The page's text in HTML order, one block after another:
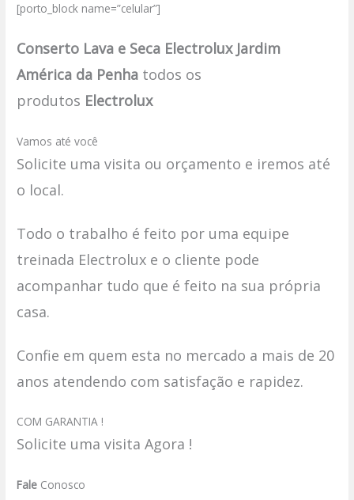
[porto_block name=”celular”]
Conserto Lava e Seca Electrolux Jardim
América da Penha todos os
produtos Electrolux
Vamos até você
Solicite uma visita ou orçamento e iremos até
o local.
Todo o trabalho é feito por uma equipe
treinada Electrolux e o cliente pode
acompanhar tudo que é feito na sua própria
casa.
Confie em quem esta no mercado a mais de 20
anos atendendo com satisfação e rapidez.
COM GARANTIA !
Solicite uma visita Agora !
Fale Conosco